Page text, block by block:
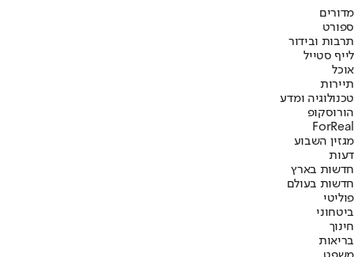
מדורים
ספורט
תרבות ובידור
לייף סטייל
אוכל
תיירות
טכנולוגיה ומדע
הורוסקופ
ForReal
מגזין השבוע
דעות
חדשות בארץ
חדשות בעולם
פוליטי
ביטחוני
חינוך
בריאות